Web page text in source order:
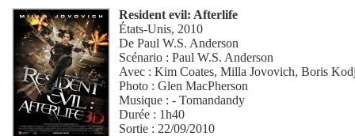
Resident evil: Afterlife
États-Unis, 2010
DePaul W.S. Anderson
Scénario :Paul W.S. Anderson
Avec :Kim Coates,Milla Jovovich,Boris
Photo :Glen MacPherson
Musique :- Tomandandy
Durée : 1h40
Sortie : 22/09/2010